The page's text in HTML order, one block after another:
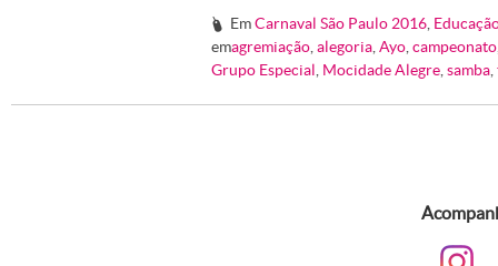
# EmCarnaval São Paulo 2016
emagremiação alegoria Ayo campeonato
Grupo Especial Mocidade Alegre samba